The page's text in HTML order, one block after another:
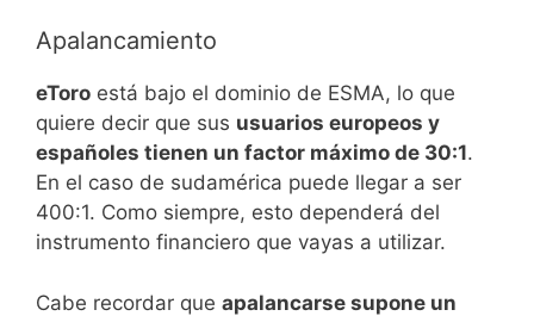
Apalancamiento
eToro está bajo el dominio de ESMA, lo que
quiere decir que sus usuarios europeos y
españoles tienen un factor máximo de 30:1.
En el caso de sudamérica puede llegar a ser
400:1. Como siempre, esto dependerá del
instrumento financiero que vayas a utilizar.
Cabe recordar que apalancarse supone un